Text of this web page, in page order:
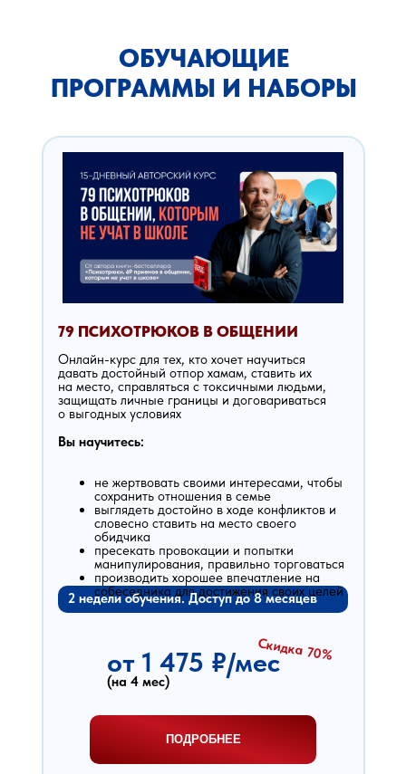
ОБУЧАЮЩИЕ
ПРОГРАММЫ И НАБОРЫ
79 ПСИХОТРЮКОВ В ОБЩЕНИИ
Онлайн-курс для тех, кто хочет научиться
давать достойный отпор хамам, ставить их
на место, справляться с токсичными людьми,
защищать личные границы и договариваться
о выгодных условиях
Вы научитесь:
не жертвовать своими интересами, чтобы
сохранить отношения в семье
выглядеть достойно в ходе конфликтов и
словесно ставить на место своего
обидчика
пресекать провокации и попытки
манипулирования, правильно торговаться
производить хорошее впечатление на
собеседника для достижения своих целей
от 1 475 ₽/месСкидка 70%
(на 4 мес)
ПОДРОБНЕЕ
2 недели обучения. Доступ до 8 месяцев